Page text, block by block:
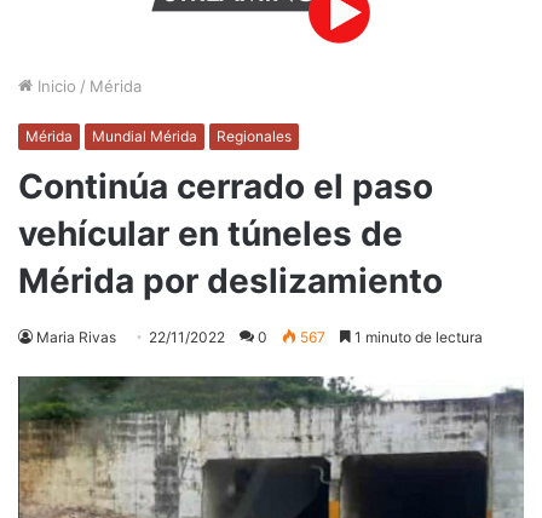
Inicio / Mérida
Mérida Mundial Mérida Regionales
Continúa cerrado el paso
vehícular en túneles de
Mérida por deslizamiento
Maria Rivas 22/11/2022 0 567 1 minuto de lectura